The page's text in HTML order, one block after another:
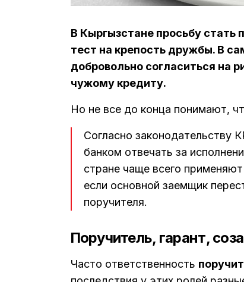
В Кыргызстане просьбу стать
тест на крепость дружбы. В
добровольно согласиться на
чужому кредиту.
Но не все до конца понимают,
Согласно законодательству
банком отвечать за
стране чаще всего применяют
если основной заемщик
поручителя.
Поручитель, гарант,
Часто ответственность